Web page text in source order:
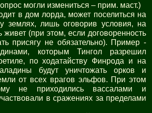
могли измениться – прим. маст.)
в дом лорда, может поселиться на
землях, лишь оговорив условия, на
живет (при этом, если договоренность
присягу не обязательно). Пример -
которым Тингол разрешил
по ходатайству Финрода и на
будут уничтожать орков и
от всех врагов эльфов. При этом
не приходились вассалами и
в сражениях за пределами